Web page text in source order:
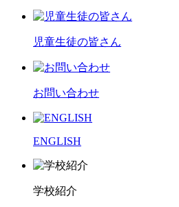
児童生徒の皆さん
お問い合わせ
ENGLISH
学校紹介